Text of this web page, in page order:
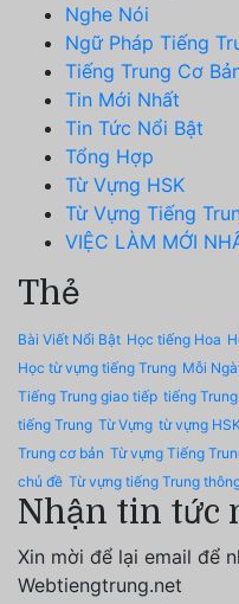
Nghe Nói
Ngữ Pháp Tiếng
Tiếng Trung Cơ
Tin Mới Nhất
Tin Tức Nổi Bật
Tổng Hợp
Từ Vựng HSK
Từ Vựng Tiếng
VIỆC LÀM MỚI
Thẻ
Bài Viết Nổi Bật Học tiếng Hoa
Học từ vựng tiếng Trung Mỗi
Tiếng Trung giao tiếp tiếng
tiếng Trung Từ Vựng từ vựng
Trung cơ bản Từ vựng Tiếng
chủ đề Từ vựng tiếng Trung
Nhận tin tức
Xin mời để lại email để
Webtiengtrung.net